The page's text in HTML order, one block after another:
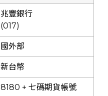
兆豐銀行
(017)
國外部
新台幣
8180 + 七碼期貨帳號